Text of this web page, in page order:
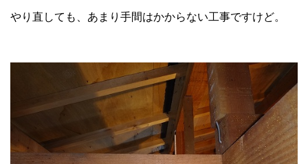
やり直しても、あまり手間はかからない工事ですけど。